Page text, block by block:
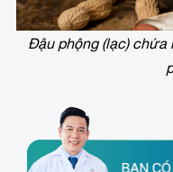
Đậu phộng (lạc)